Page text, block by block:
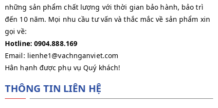
những sản phẩm chất lượng với thời gian bảo hành, bảo trì
đến 10 năm. Mọi nhu cầu tư vấn và thắc mắc về sản phẩm xin
gọi về:
Hotline: 0904.888.169
Email: lienhe1@vachnganviet.com
Hân hạnh được phụ vụ Quý khách!
THÔNG TIN LIÊN HỆ